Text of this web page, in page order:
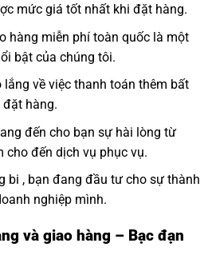
mức giá tốt nhất khi đặt hàng.
hàng miễn phí toàn quốc là một
bật của chúng tôi.
lắng về việc thanh toán thêm bất
đặt hàng.
đến cho bạn sự hài lòng từ
cho đến dịch vụ phục vụ.
bi , bạn đang đầu tư cho sự thành
nghiệp mình.
và giao hàng – Bạc đạn